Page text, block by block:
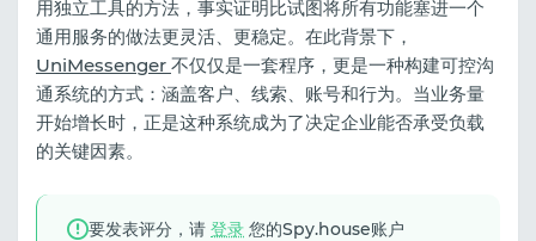
用独立工具的方法，事实证明比试图将所有功能塞进一个
通用服务的做法更灵活、更稳定。在此背景下，
UniMessenger 不仅仅是一套程序，更是一种构建可控沟
通系统的方式：涵盖客户、线索、账号和行为。当业务量
开始增长时，正是这种系统成为了决定企业能否承受负载
的关键因素。
要发表评分，请 登录 您的Spy.house账户